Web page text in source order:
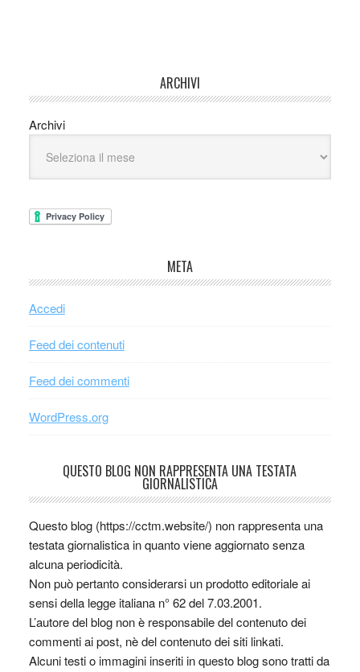
ARCHIVI
Archivi
META
Accedi
Feed dei contenuti
Feed dei commenti
WordPress.org
QUESTO BLOG NON RAPPRESENTA UNA TESTATA
GIORNALISTICA
Questo blog (https://cctm.website/) non rappresenta una
testata giornalistica in quanto viene aggiornato senza
alcuna periodicità.
Non può pertanto considerarsi un prodotto editoriale ai
sensi della legge italiana n° 62 del 7.03.2001.
L’autore del blog non è responsabile del contenuto dei
commenti ai post, nè del contenuto dei siti linkati.
Alcuni testi o immagini inseriti in questo blog sono tratti da